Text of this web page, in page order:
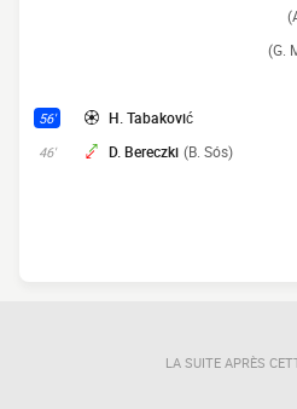
(G.
56' H. Tabaković
46' D. Bereczki (B. Sós)
LA SUITE APRÈS